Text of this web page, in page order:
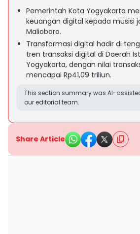
Pemerintah Kota Yogyakarta
keuangan digital kepada musisi
Malioboro.
Transformasi digital hadir di
tren transaksi digital di Daerah
Yogyakarta, dengan nilai
mencapai Rp41,09 triliun.
This section summary was AI-
our editorial team.
Share Article